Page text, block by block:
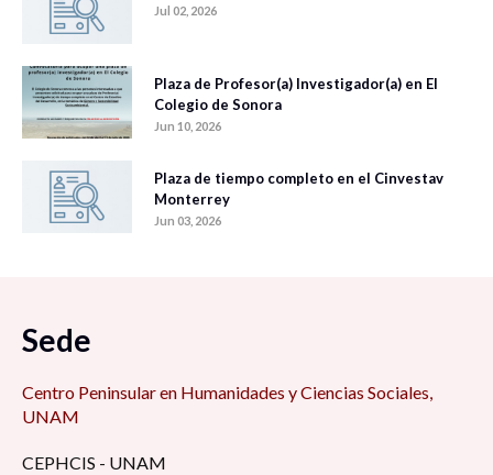
Jul 02, 2026
Plaza de Profesor(a) Investigador(a) en El
Colegio de Sonora
Jun 10, 2026
Plaza de tiempo completo en el Cinvestav
Monterrey
Jun 03, 2026
Sede
Centro Peninsular en Humanidades y Ciencias Sociales,
UNAM
CEPHCIS - UNAM